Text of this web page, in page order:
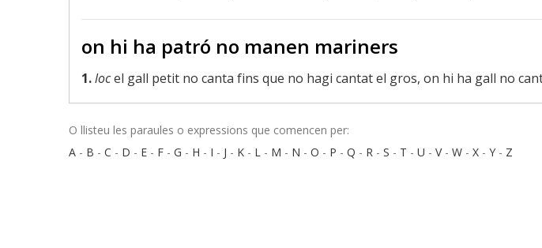
on hi ha patró no manen mariners
1.locel gall petit no canta fins que no hagi cantat el gros, on hi ha gall no
O llisteu les paraules o expressions que comencen per:
A - B - C - D - E - F - G - H - I - J - K - L - M - N - O - P - Q - R - S - T - U - V- W - X - Y - Z